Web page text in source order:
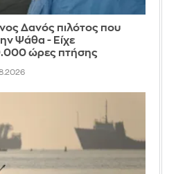
Δανός πιλότος που
Ψάθα - Είχε
ώρες πτήσης